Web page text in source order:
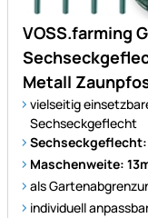
VOSS.farming
Metall
vielseitig
Sechseckgeflecht
Sechseckgeflecht:
Maschenweite:
als
individuell